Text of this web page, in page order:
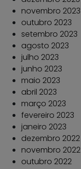
novembro 2023
outubro 2023
setembro 2023
agosto 2023
julho 2023
junho 2023
maio 2023
abril 2023
março 2023
fevereiro 2023
janeiro 2023
dezembro 2022
novembro 2022
outubro 2022